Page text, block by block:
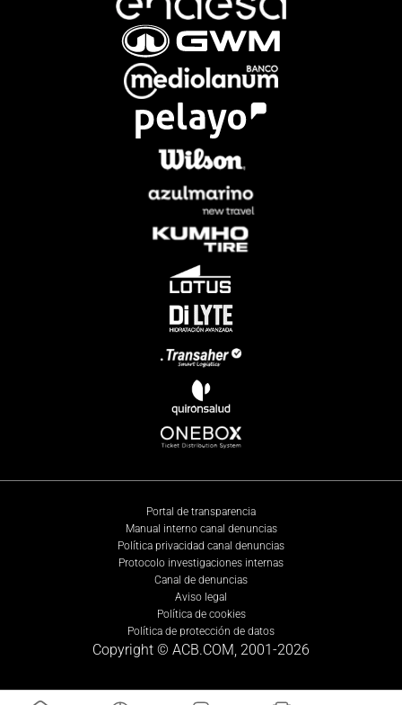
Portal de transparencia
Manual interno canal denuncias
Política privacidad canal denuncias
Protocolo investigaciones internas
Canal de denuncias
Aviso legal
Política de cookies
Política de protección de datos
Copyright © ACB.COM, 2001-2026